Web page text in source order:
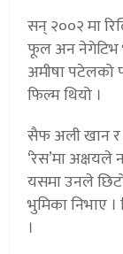
सन् २००२ मा
फूल अन नेगेटिभ
अमीषा पटेलको
फिल्म थियो ।
सैफ अली खान र
‘रेस’मा अक्षयले
यसमा उनले
भुमिका निभाए ।
।